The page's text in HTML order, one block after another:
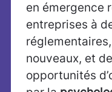
en émergence
entreprises à
nouveaux, et
opportunités